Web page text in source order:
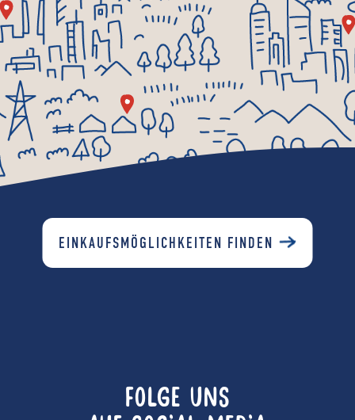
EINKAUFSMÖGLICHKEITEN FINDEN
FOLGE UNS